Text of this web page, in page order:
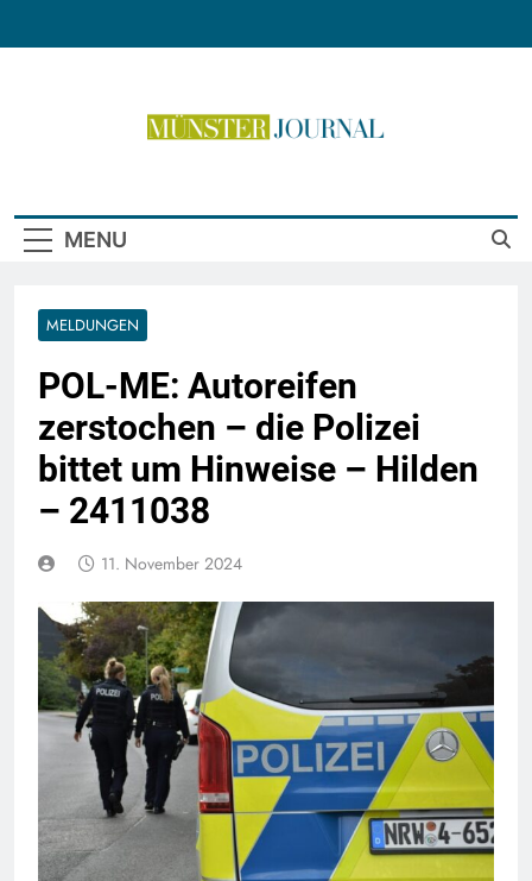
MENU
MELDUNGEN
POL-ME: Autoreifen
zerstochen – die Polizei
bittet um Hinweise – Hilden
– 2411038
11. November 2024